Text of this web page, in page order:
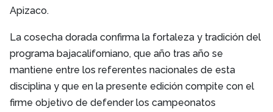
Apizaco.
La cosecha dorada confirma la fortaleza y tradición del
programa bajacaliforniano, que año tras año se
mantiene entre los referentes nacionales de esta
disciplina y que en la presente edición compite con el
firme objetivo de defender los campeonatos